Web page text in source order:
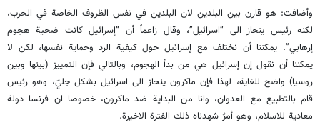
وأضافت: هو قارن بين البلدين لان البلدين في نفس الظروف الخاصة في الحرب،
لكنه رئيس ينحاز الى “اسرائيل”، وقال زاعماً أن “إسرائيل كانت ضحية هجوم
إرهابي”. يمكننا أن نختلف مع إسرائيل حول كيفية الرد وحماية نفسها، لكن لا
يمكننا أن نقول إن إسرائيل هي من بدأ الهجوم، وبالتالي فإن التمييز (بينها وبين
روسيا) واضح للغاية، لهذا فإن ماكرون ينحاز الى اسرائيل بشكل جليّ، وهو رئيس
قام بالتطبيع مع العدوان، وانا من البداية ضد ماكرون، خصوصا ان فرنسا دولة
معادية للاسلام، وهو أمرٌ شهدناه ذلك الفترة الاخيرة.